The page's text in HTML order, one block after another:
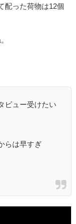
配った荷物は12個
ビュー受けたい
らは早すぎ